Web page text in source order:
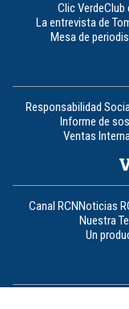
Clic VerdeClub
La entrevista de
Mesa de
Responsabilidad
Informe de
Ventas
Canal RCNNoticias
Nuestra
Un